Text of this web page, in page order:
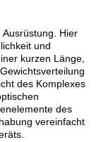
Hier
und
kurzen Länge,
des Komplexes
des
vereinfacht